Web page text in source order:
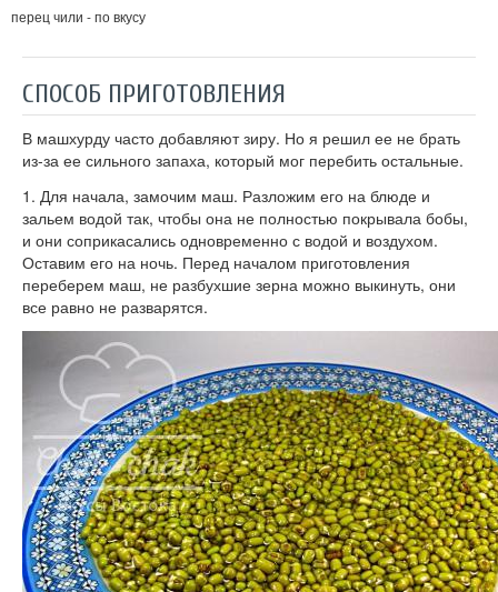
перец чили - по вкусу
СПОСОБ ПРИГОТОВЛЕНИЯ
В машхурду часто добавляют зиру. Но я решил ее не брать
из-за ее сильного запаха, который мог перебить остальные.
1. Для начала, замочим маш. Разложим его на блюде и
зальем водой так, чтобы она не полностью покрывала бобы,
и они соприкасались одновременно с водой и воздухом.
Оставим его на ночь. Перед началом приготовления
переберем маш, не разбухшие зерна можно выкинуть, они
все равно не разварятся.